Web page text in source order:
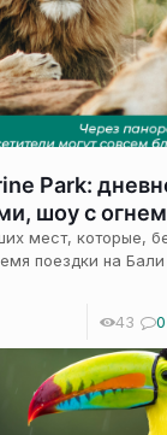
Park:
шоу с огнем
мест, которые,
поездки на
43 0